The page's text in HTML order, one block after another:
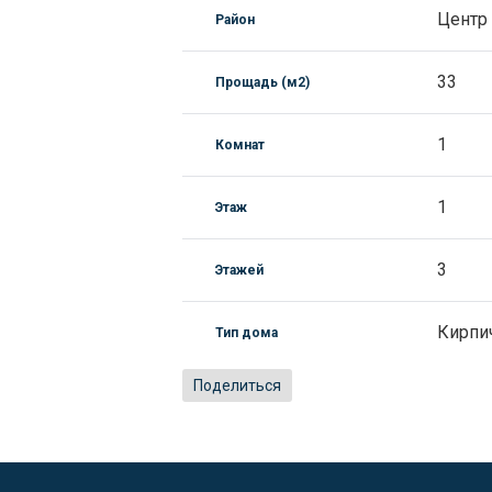
Район Центр
Прощадь (м2) 33
Комнат 1
Этаж 1
Этажей 3
Тип дома
Поделиться